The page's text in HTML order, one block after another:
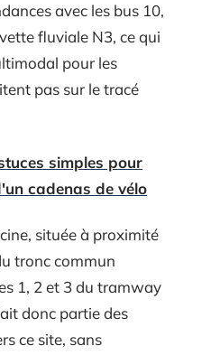
avec les bus 10,
fluviale N3, ce qui
pour les
pas sur le tracé
simples pour
cadenas de vélo
située à proximité
tronc commun
1, 2 et 3 du tramway
donc partie des
ce site, sans